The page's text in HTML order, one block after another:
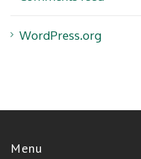
WordPress.org
Menu